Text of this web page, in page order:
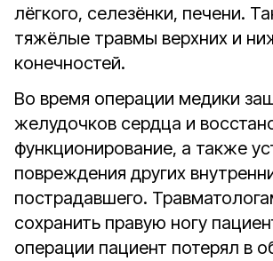
лёгкого, селезёнки, печени.
тяжёлые травмы верхних и
конечностей.
Во время операции медики
желудочков сердца и
функционирование, а также
повреждения других
пострадавшего.
сохранить правую ногу
операции пациент потерял в